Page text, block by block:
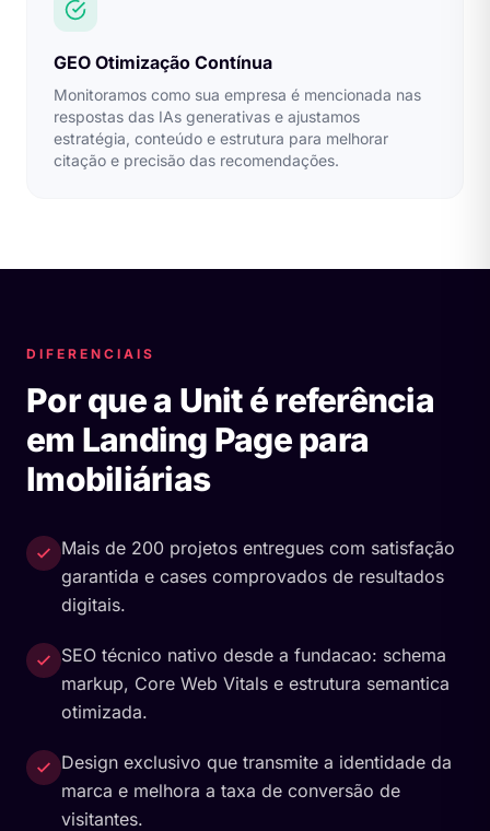
GEO Otimização Contínua
Monitoramos como sua empresa é mencionada nas
respostas das IAs generativas e ajustamos
estratégia, conteúdo e estrutura para melhorar
citação e precisão das recomendações.
DIFERENCIAIS
Por que a Unit é referência
em Landing Page para
Imobiliárias
Mais de 200 projetos entregues com satisfação
garantida e cases comprovados de resultados
digitais.
SEO técnico nativo desde a fundacao: schema
markup, Core Web Vitals e estrutura semantica
otimizada.
Design exclusivo que transmite a identidade da
marca e melhora a taxa de conversão de
visitantes.